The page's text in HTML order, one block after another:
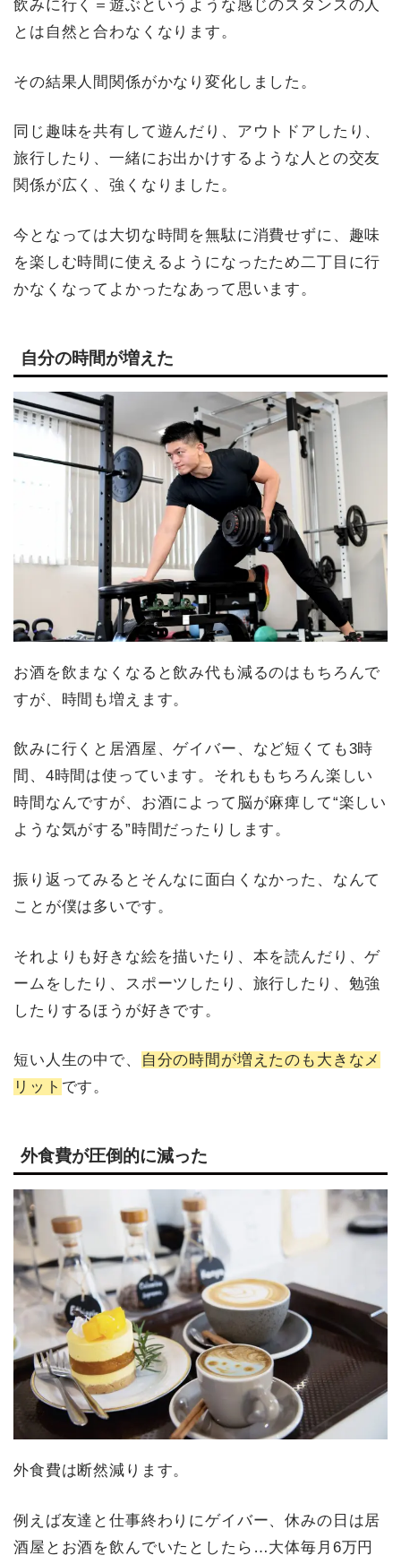
飲みに行く＝遊ぶというような感じのスタンスの人
とは自然と合わなくなります。
その結果人間関係がかなり変化しました。
同じ趣味を共有して遊んだり、アウトドアしたり、
旅行したり、一緒にお出かけするような人との交友
関係が広く、強くなりました。
今となっては大切な時間を無駄に消費せずに、趣味
を楽しむ時間に使えるようになったため二丁目に行
かなくなってよかったなあって思います。
自分の時間が増えた
お酒を飲まなくなると飲み代も減るのはもちろんで
すが、時間も増えます。
飲みに行くと居酒屋、ゲイバー、など短くても3時
間、4時間は使っています。それももちろん楽しい
時間なんですが、お酒によって脳が麻痺して“楽しい
ような気がする”時間だったりします。
振り返ってみるとそんなに面白くなかった、なんて
ことが僕は多いです。
それよりも好きな絵を描いたり、本を読んだり、ゲ
ームをしたり、スポーツしたり、旅行したり、勉強
したりするほうが好きです。
短い人生の中で、
自分の時間が増えたのも大きなメ
リット です。
外食費が圧倒的に減った
外食費は断然減ります。
例えば友達と仕事終わりにゲイバー、休みの日は居
酒屋とお酒を飲んでいたとしたら…大体毎月6万円